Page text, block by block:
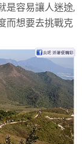
是容易讓人迷途,
而想要去挑戰克